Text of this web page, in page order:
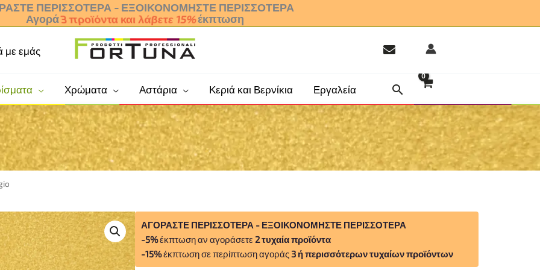
ΠΕΡΙΣΣΌΤΕΡΑ - ΕΞΟΙΚΟΝΟΜΉΣΤΕ ΠΕΡΙΣΣΌΤΕΡΑ
Αγορά
3 προϊόντα και λάβετε 15%
έκπτωση
με εμάς
Χρώματα Αστάρια Κεριά και Βερνίκια Εργαλεία
ΑΓΟΡΑΣΤΕ ΠΕΡΙΣΣΟΤΕΡΑ - ΕΞΟΙΚΟΝΟΜΗΣΤΕ ΠΕΡΙΣΣΟΤΕΡΑ
-5%έκπτωση αν αγοράσετε 2 τυχαία προϊόντα
-15%έκπτωση σε περίπτωση αγοράς 3 ή περισσότερων τυχαίων προϊόντων
perlagio